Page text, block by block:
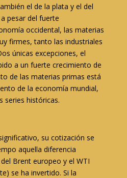
el de la plata y el del
pesar del fuerte
occidental, las materias
firmes, tanto las industriales
únicas excepciones, el
a un fuerte crecimiento de
de las materias primas está
de la economía mundial,
series históricas.
su cotización se
aquella diferencia
Brent europeo y el WTI
se ha invertido. Si la